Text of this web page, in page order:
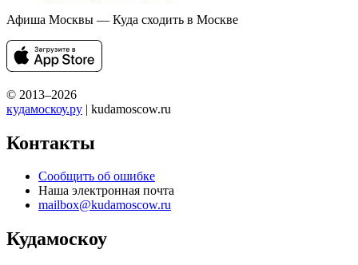
Афиша Москвы — Куда сходить в Москве
© 2013–2026
кудамоскоу.ру | kudamoscow.ru
Контакты
Сообщить об ошибке
Наша электронная почта
mailbox@kudamoscow.ru
Кудамоскоу